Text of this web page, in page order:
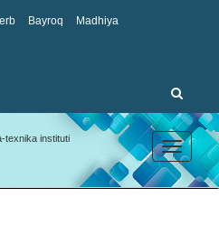
Bayroq Madhiya
Toggle
navigation
texnika instituti